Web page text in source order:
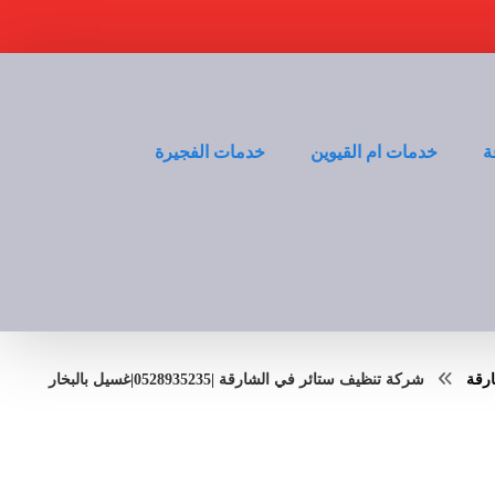
خدمات ام القيوين خدمات الفجيرة
شركة تنظيف ستائر في الشارقة |0528935235|غسيل بالبخار